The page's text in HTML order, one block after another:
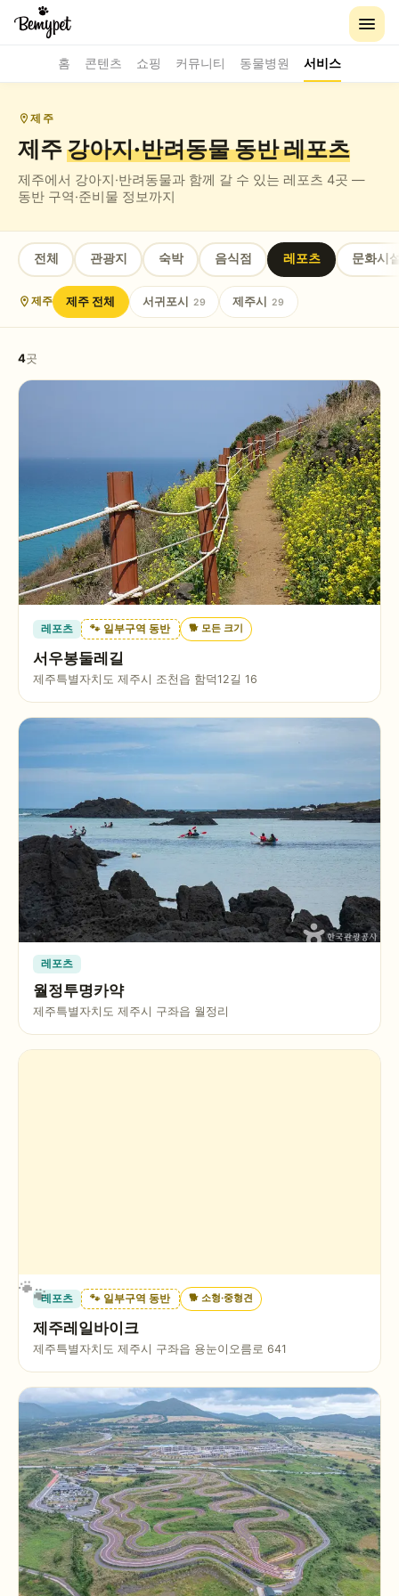
홈 콘텐츠 쇼핑 커뮤니티 동물병원 서비스
제주
제주강아지·반려동물 동반레포츠
제주에서 강아지·반려동물과 함께 갈 수 있는 레포츠 4곳 —
동반 구역·준비물 정보까지
전체 관광지 숙박 음식점 레포츠 문화시
제주 제주 전체 서귀포시 29 제주시 29
4곳
레포츠 🐾 일부구역 동반 🐕 모든 크기
서우봉둘레길
제주특별자치도 제주시 조천읍 함덕12길 16
레포츠
월정투명카약
제주특별자치도 제주시 구좌읍 월정리
레포츠 🐾 일부구역 동반 🐕 소형·중형견
제주레일바이크
제주특별자치도 제주시 구좌읍 용눈이오름로 641